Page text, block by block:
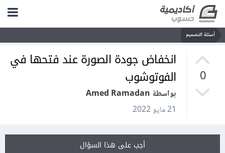
أسئلة التصميم
0
انخفاض جودة الصورة عند فتحها في
الفوتوشوب
بواسطة Amed Ramadan
21 مايو 2022
أجب على هذا السؤال